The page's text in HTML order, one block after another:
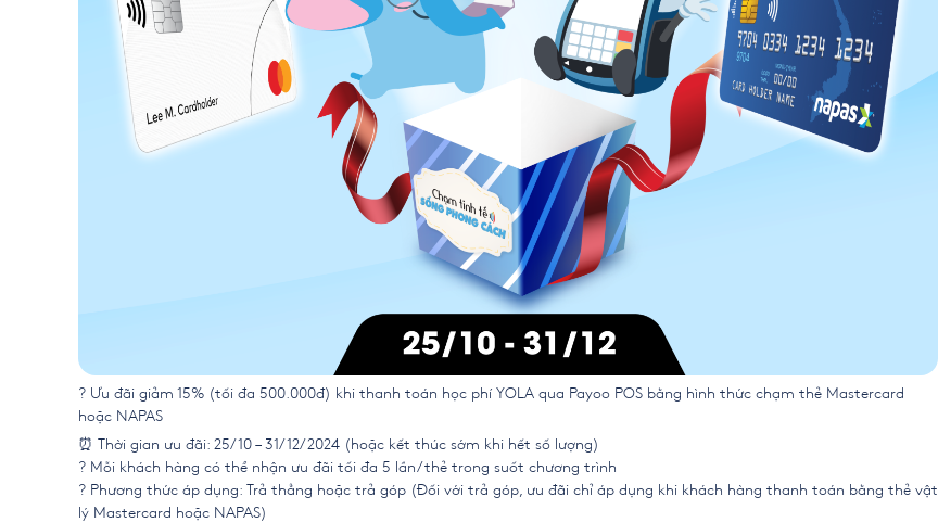
? Ưu đãi giảm 15% (tối đa 500.000đ) khi thanh toán học phí YOLA qua Payoo POS bằng hình thức chạm thẻ Mastercard
hoặc NAPAS
⏰ Thời gian ưu đãi: 25/10 – 31/12/2024 (hoặc kết thúc sớm khi hết số lượng)
? Mỗi khách hàng có thể nhận ưu đãi tối đa 5 lần/thẻ trong suốt chương trình
? Phương thức áp dụng: Trả thẳng hoặc trả góp (Đối với trả góp, ưu đãi chỉ áp dụng khi khách hàng thanh toán bằng thẻ vật
lý Mastercard hoặc NAPAS)